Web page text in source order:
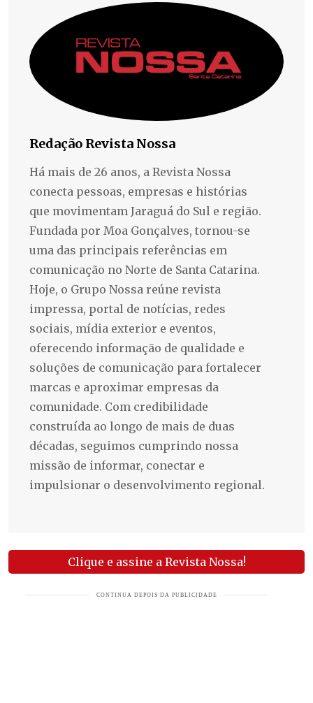
Redação Revista Nossa
Há mais de 26 anos, a Revista Nossa
conecta pessoas, empresas e histórias
que movimentam Jaraguá do Sul e região.
Fundada por Moa Gonçalves, tornou-se
uma das principais referências em
comunicação no Norte de Santa Catarina.
Hoje, o Grupo Nossa reúne revista
impressa, portal de notícias, redes
sociais, mídia exterior e eventos,
oferecendo informação de qualidade e
soluções de comunicação para fortalecer
marcas e aproximar empresas da
comunidade. Com credibilidade
construída ao longo de mais de duas
décadas, seguimos cumprindo nossa
missão de informar, conectar e
impulsionar o desenvolvimento regional.
Clique e assine a Revista Nossa!